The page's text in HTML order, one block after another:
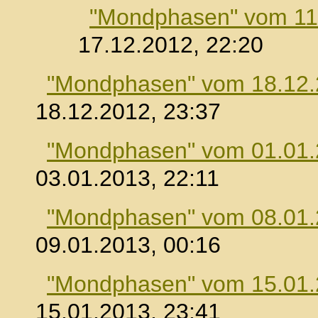
"Mondphasen" vom
17.12.2012, 22:20
"Mondphasen" vom
18.12.2012, 23:37
"Mondphasen" vom
03.01.2013, 22:11
"Mondphasen" vom
09.01.2013, 00:16
"Mondphasen" vom
15.01.2013, 23:41